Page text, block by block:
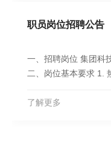
职员岗位招聘公告
一、招聘岗位 集团科
二、岗位基本要求 1.
期深耕一线教育教学
了解更多